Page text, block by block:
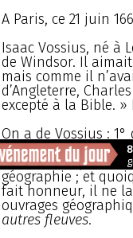
A Paris, ce 21 juin
Isaac Vossius, né à
de Windsor. Il
mais comme il
d’Angleterre,
excepté à la Bible. »
On a de Vossius : 1°
« Isaac Vossius (dit
un de ceux qui,
géographie ; et
fait honneur, il ne
ouvrages
autres fleuves.